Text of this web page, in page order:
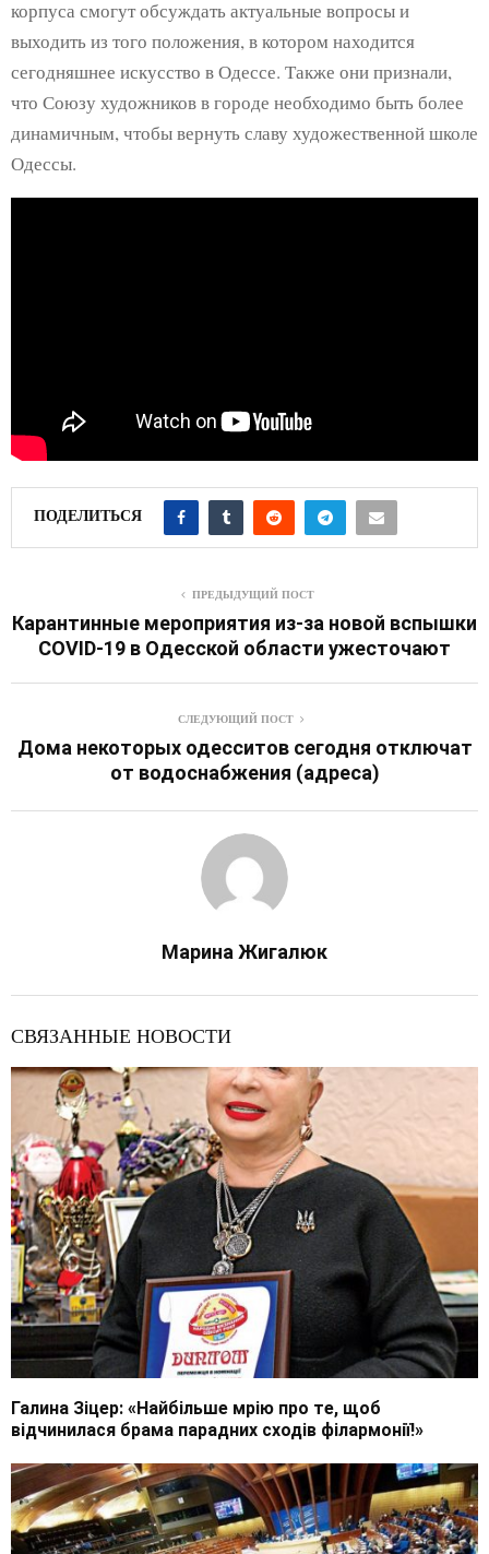
корпуса смогут обсуждать актуальные вопросы и
выходить из того положения, в котором находится
сегодняшнее искусство в Одессе. Также они признали,
что Союзу художников в городе необходимо быть более
динамичным, чтобы вернуть славу художественной школе
Одессы.
ПОДЕЛИТЬСЯ
ПРЕДЫДУЩИЙ ПОСТ
Карантинные мероприятия из-за новой вспышки
COVID-19 в Одесской области ужесточают
СЛЕДУЮЩИЙ ПОСТ
Дома некоторых одесситов сегодня отключат
от водоснабжения (адреса)
Марина Жигалюк
СВЯЗАННЫЕ НОВОСТИ
Галина Зіцер: «Найбільше мрію про те, щоб
відчинилася брама парадних сходів філармонії!»